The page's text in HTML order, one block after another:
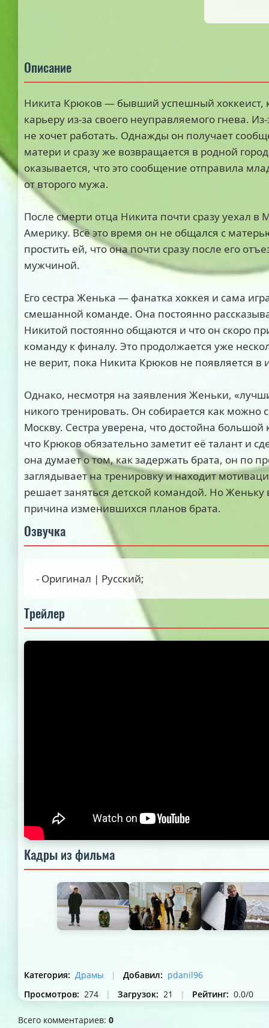
Описание
Никита Крюков — бывший успешный хоккеист,
карьеру из-за своего неуправляемого гнева.
не хочет работать. Однажды он получает
матери и сразу же возвращается в родной
оказывается, что это сообщение отправила
от второго мужа.
После смерти отца Никита почти сразу уехал в
Америку. Всё это время он не общался с
простить ей, что она почти сразу после его
мужчиной.
Его сестра Женька — фанатка хоккея и сама
смешанной команде. Она постоянно
Никитой постоянно общаются и что он скоро
команду к финалу. Это продолжается уже
не верит, пока Никита Крюков не появляется в
Однако, несмотря на заявления Женьки,
никого тренировать. Он собирается как можно
Москву. Сестра уверена, что достойна большой
что Крюков обязательно заметит её талант и
она думает о том, как задержать брата, он по
заглядывает на тренировку и находит
решает заняться детской командой. Но Женьку
причина изменившихся планов брата.
Озвучка
- Оригинал | Русский;
Трейлер
Кадры из фильма
Категория: Драмы | Добавил: pdanil96
Просмотров: 274 | Загрузок: 21 | Рейтинг: 0.0/0
Всего комментариев: 0